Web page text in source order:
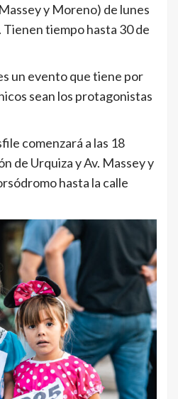
y Moreno) de lunes
Tienen tiempo hasta 30 de
un evento que tiene por
sean los protagonistas
comenzará a las 18
de Urquiza y Av. Massey y
hasta la calle